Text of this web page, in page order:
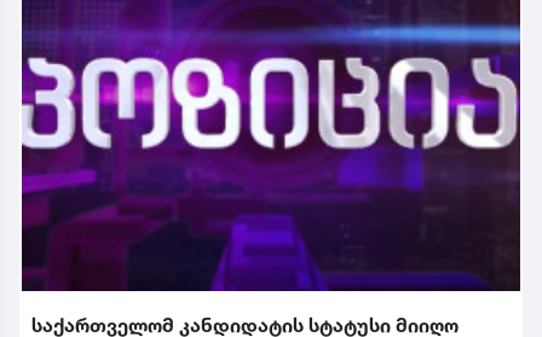
საქართველომ კანდიდატის სტატუსი მიიღო